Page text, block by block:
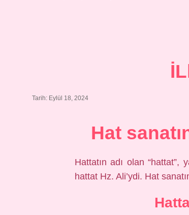
Tarih: Eylül 18, 2024
Hat
Hattatın adı olan “hattat”,
hattat Hz. Ali’ydi. Hat